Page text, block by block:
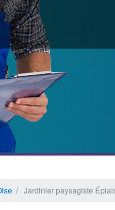
Jardinier paysagiste